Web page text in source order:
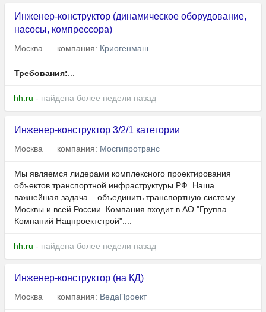
Инженер-конструктор (динамическое оборудование,
насосы, компрессора)
Москва компания: Криогенмаш
Требования:...
hh.ru - найдена более недели назад
Инженер-конструктор 3/2/1 категории
Москва компания: Мосгипротранс
Мы являемся лидерами комплексного проектирования
объектов транспортной инфраструктуры РФ. Наша
важнейшая задача – объединить транспортную систему
Москвы и всей России. Компания входит в АО "Группа
Компаний Нацпроектстрой"....
hh.ru - найдена более недели назад
Инженер-конструктор (на КД)
Москва компания: ВедаПроект